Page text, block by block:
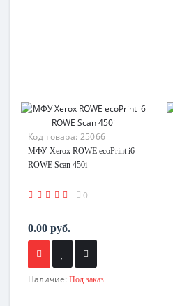
Код товара: 25066
МФУ Xerox ROWE ecoPrint i6
ROWE Scan 450i
0
0.00 руб.
Наличие: Под заказ